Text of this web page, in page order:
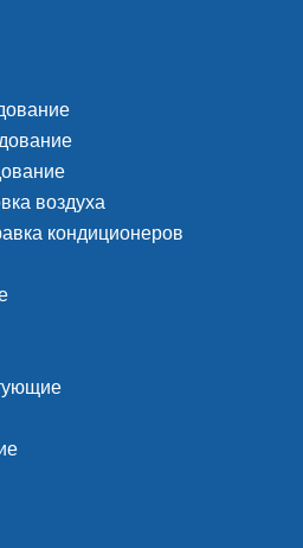
воздуха
кондиционеров